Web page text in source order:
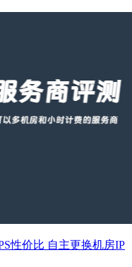
性价比 自主更换机房IP